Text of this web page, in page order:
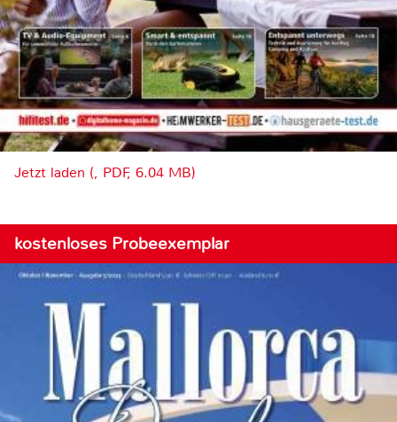
Jetzt laden (, PDF, 6.04 MB)
kostenloses Probeexemplar